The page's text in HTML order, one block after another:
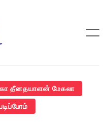
தீனதயாளன் மேகலா